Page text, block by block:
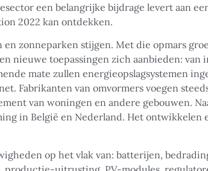
een belangrijke bijdrage levert aan
2022 kan ontdekken.
zonneparken stijgen. Met die opmars
nieuwe toepassingen zich aanbieden: van
mate zullen energieopslagsystemen
Fabrikanten van omvormers voegen
van woningen en andere gebouwen.
in België en Nederland. Het ontwikkelen
op het vlak van: batterijen,